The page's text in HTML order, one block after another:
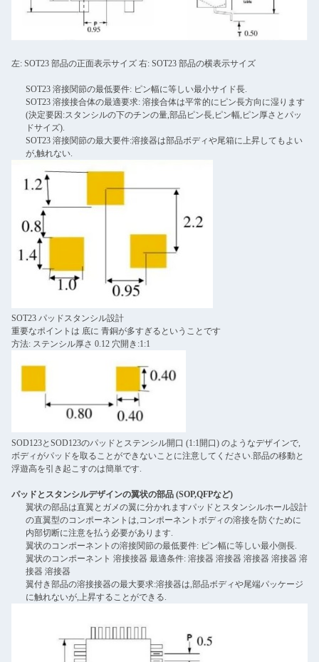
左: SOT23 部品の正面表示サイズ 右: SOT23 部品の横表示サイズ
SOT23 溶接関節の最低要件: ピン幅に等しい最小サイド長.
SOT23 溶接接合体の最適要求: 溶接合体は平常的にピン長方向に湿ります
(決定要因:スタンシルの下のチンの量,部品ピン長,ピン幅,ピン厚さとパッ
ドサイズ).
SOT23 溶接関節の最大要件:溶接器は部品ボディや尾箱に上昇してもよい
が,触れない.
SOT23 パッドスタンシル設計
重要なポイントは 底に 青銅が多すぎるということです
方法: ステンシル厚さ 0.12 穴開き:1:1
SOD123とSOD123のパッドとステンシル開口 (1:1開口) のようなデザインで,
ボディがパッドを取ることができないことに注意してください.部品の移動と
浮遊高を引き起こすのは簡単です.
パッドとスタンシルデザインの翼状の部品 (SOP,QFPなど)
翼状の部品は直翼とガメの翼に分かれますパッドとスタンシルホール設計
の直翼型のコンポーネントは,コンポーネントボディの溶接を防ぐために
内部切断に注意を払う必要があります.
翼状のコンポーネントの溶接関節の最低要件: ピン幅に等しい最小側長.
翼状のコンポーネント 溶接接器 最適条件: 溶接器 溶接器 溶接器 溶接器 溶
接器 溶接器
翼付き部品の溶接接器の最大要求:溶接器は,部品ボディや尾端パッケージ
に触れないが,上昇することができる.